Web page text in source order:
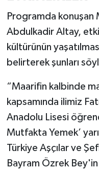
Programda konuşan
Abdulkadir Altay,
kültürünün
belirterek şunları
“Maarifin kalbinde
kapsamında ilimiz
Anadolu Lisesi
Mutfakta Yemek’
Türkiye Aşçılar ve
Bayram Özrek Bey'in